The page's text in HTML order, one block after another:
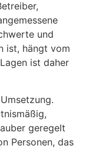
und
ist, hängt vom
ist daher
geregelt
Personen, das